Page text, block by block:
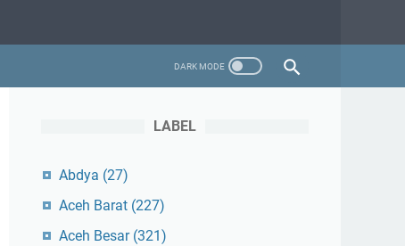
LABEL
Abdya (27)
Aceh Barat (227)
Aceh Besar (321)